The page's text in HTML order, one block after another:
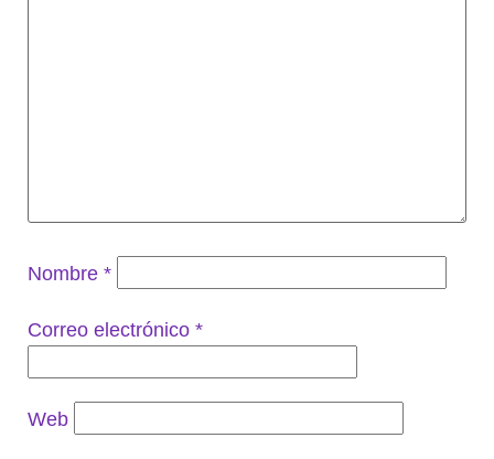
Nombre *
Correo electrónico *
Web